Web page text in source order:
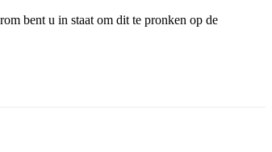
bent u in staat om dit te pronken op de